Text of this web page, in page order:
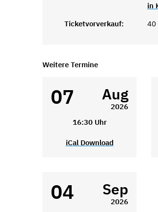
in
Ticketvorverkauf:
40
Weitere Termine
07 Aug
2026
16:30 Uhr
iCal Download
04 Sep
2026